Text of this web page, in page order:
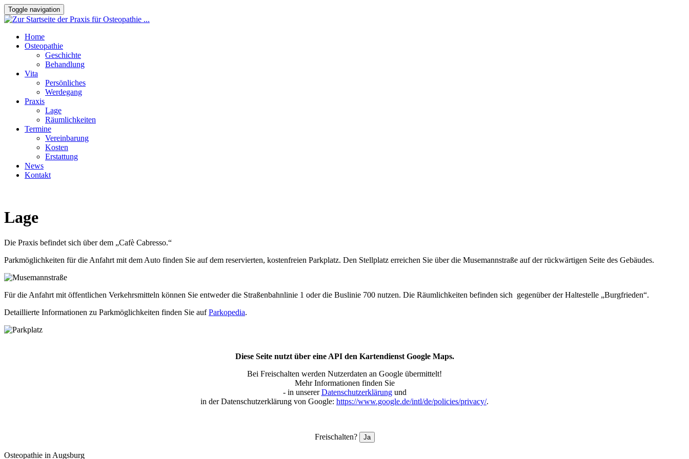
Toggle navigation
Home
Osteopathie
Geschichte
Behandlung
Vita
Persönliches
Werdegang
Praxis
Lage
Räumlichkeiten
Termine
Vereinbarung
Kosten
Erstattung
News
Kontakt
Lage
Die Praxis befindet sich über dem „Cafè Cabresso.“
Parkmöglichkeiten für die Anfahrt mit dem Auto finden Sie auf dem reservierten, kostenfreien Parkplatz. Den Stellplatz erreichen Sie über die Musemannstraße auf der rückwärtigen Seite des Gebäudes.
Für die Anfahrt mit öffentlichen Verkehrsmitteln können Sie entweder die Straßenbahnlinie 1 oder die Buslinie 700 nutzen. Die Räumlichkeiten befinden sich gegenüber der Haltestelle „Burgfrieden“.
Detaillierte Informationen zu Parkmöglichkeiten finden Sie aufParkopedia.
Diese Seite nutzt über eine API den Kartendienst Google Maps.
Bei Freischalten werden Nutzerdaten an Google übermittelt!
Mehr Informationen finden Sie
- in unsererDatenschutzerklärungund
in der Datenschutzerklärung von Google: https://www.google.de/intl/de/policies/privacy/.
Freischalten? Ja
Osteopathie in Augsburg